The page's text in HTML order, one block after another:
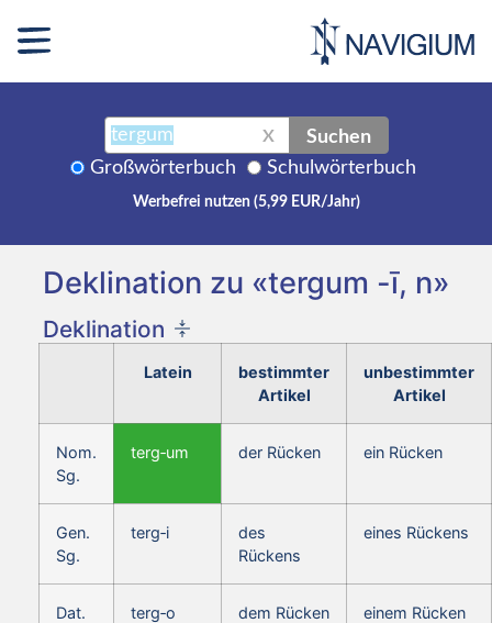
X Suchen
Großwörterbuch Schulwörterbuch
Werbefrei nutzen (5,99 EUR/Jahr)
Deklination zu «tergum -ī, n»
Deklination
Latein
bestimmter
Artikel
unbestimmter
Artikel
Nom.
Sg.
terg‑um der Rücken ein Rücken
Gen.
Sg.
terg‑i
des
Rückens
eines Rückens
Dat.
terg‑o dem Rücken einem Rücken